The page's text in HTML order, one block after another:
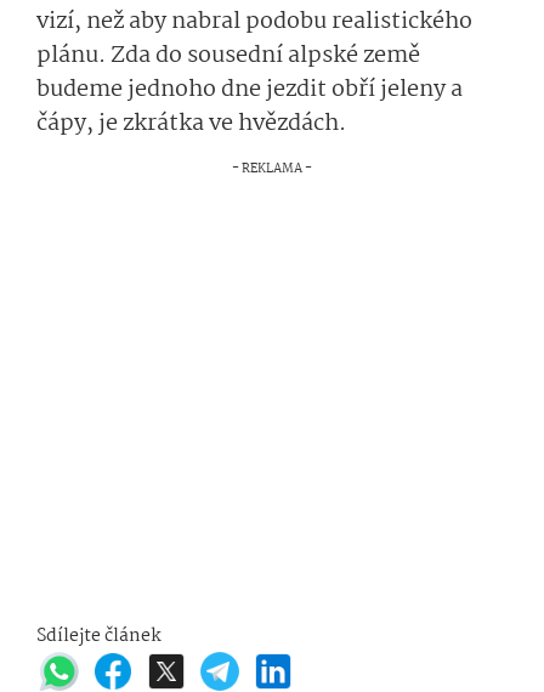
vizí, než aby nabral podobu realistického
plánu. Zda do sousední alpské země
budeme jednoho dne jezdit obří jeleny a
čápy, je zkrátka ve hvězdách.
Sdílejte článek